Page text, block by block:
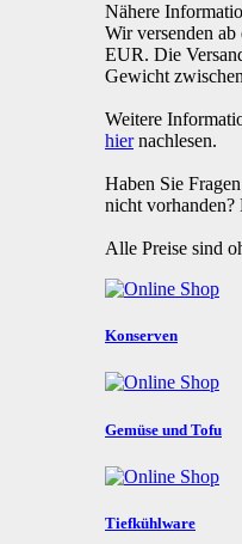
Nähere
Wir versenden
EUR. Die
Gewicht
Weitere
hiernachlesen.
Haben Sie
nicht vorhanden?
Alle Preise sind
Konserven
Gemüse und Tofu
Tiefkühlware